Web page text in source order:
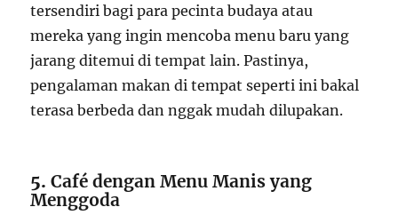
tersendiri bagi para pecinta budaya atau
mereka yang ingin mencoba menu baru yang
jarang ditemui di tempat lain. Pastinya,
pengalaman makan di tempat seperti ini bakal
terasa berbeda dan nggak mudah dilupakan.
5.Café dengan Menu Manis yang
Menggoda